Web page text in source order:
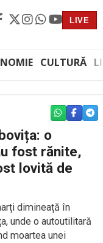
LIVE
CULTURĂ
WHATSAPP
o
fost rănite,
lovită de
dimineață în
unde o autoutilitară
moartea unei